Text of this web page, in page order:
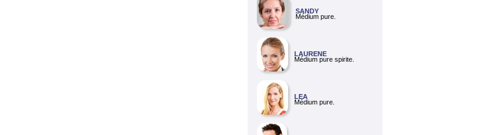
SANDY
Médium pure.
LAURENE
Médium pure spirite.
LEA
Médium pure.